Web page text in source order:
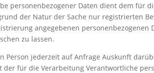
personenbezogener Daten dient dem für
der Natur der Sache nur registrierten
angegebenen
zu lassen.
jederzeit auf Anfrage Auskunft
für die Verarbeitung Verantwortliche